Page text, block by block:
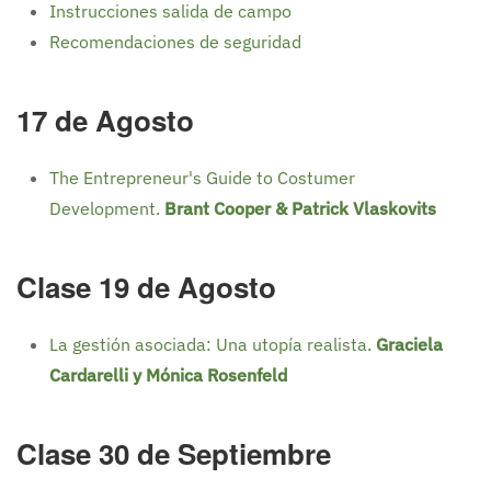
Instrucciones salida de campo
Recomendaciones de seguridad
17 de Agosto
The Entrepreneur's Guide to Costumer
Development. Brant Cooper & Patrick Vlaskovits
Clase 19 de Agosto
La gestión asociada: Una utopía realista. Graciela
Cardarelli y Mónica Rosenfeld
Clase 30 de Septiembre